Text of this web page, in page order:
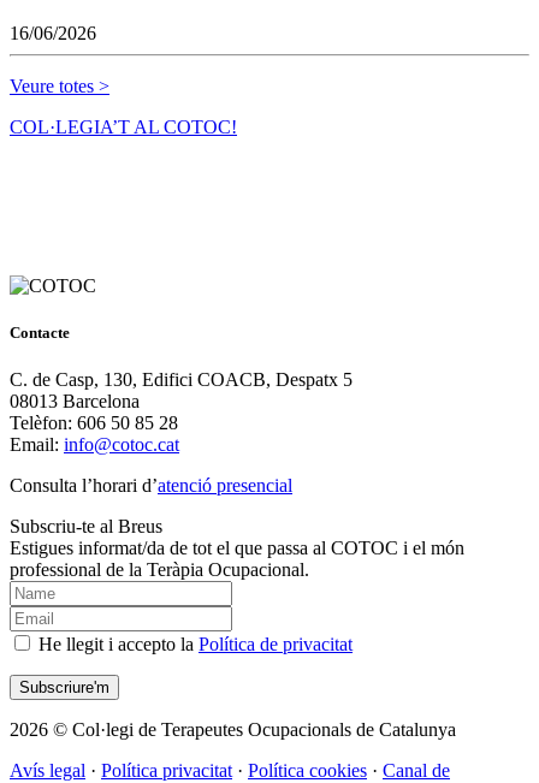
16/06/2026
Veure totes >
COL·LEGIA’T AL COTOC!
Contacte
C. de Casp, 130, Edifici COACB, Despatx 5
08013 Barcelona
Telèfon: 606 50 85 28
Email: info@cotoc.cat
Consulta l’horari d’atenció presencial
Subscriu-te al Breus
Estigues informat/da de tot el que passa al COTOC i el món
professional de la Teràpia Ocupacional.
He llegit i accepto la Política de privacitat
2026 © Col·legi de Terapeutes Ocupacionals de Catalunya
Avís legal · Política privacitat · Política cookies · Canal de